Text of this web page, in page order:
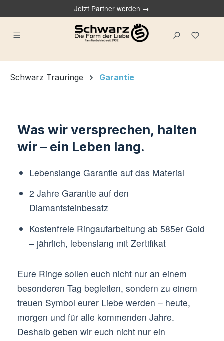
Jetzt Partner werden →
Schwarz Trauringe Garantie
Was wir versprechen, halten
wir – ein Leben lang.
Lebenslange Garantie auf das Material
2 Jahre Garantie auf den
Diamantsteinbesatz
Kostenfreie Ringaufarbeitung ab 585er Gold
– jährlich, lebenslang mit Zertifikat
Eure Ringe sollen euch nicht nur an einem
besonderen Tag begleiten, sondern zu einem
treuen Symbol eurer Liebe werden – heute,
morgen und für alle kommenden Jahre.
Deshalb geben wir euch nicht nur ein